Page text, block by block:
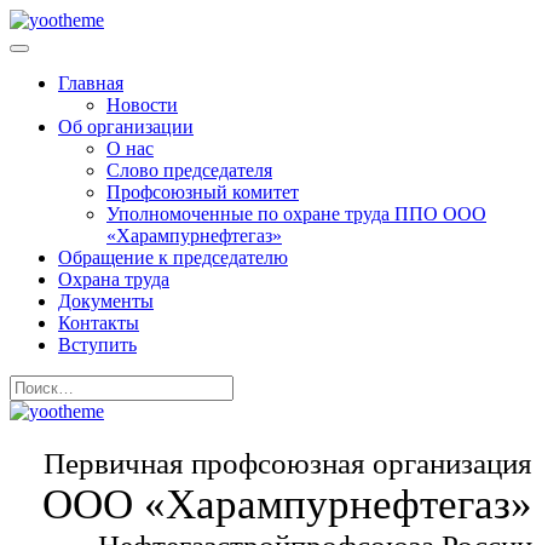
Главная
Новости
Об организации
О нас
Слово председателя
Профсоюзный комитет
Уполномоченные по охране труда ППО ООО
«Харампурнефтегаз»
Обращение к председателю
Охрана труда
Документы
Контакты
Вступить
Первичная профсоюзная организация
ООО «Харампурнефтегаз»